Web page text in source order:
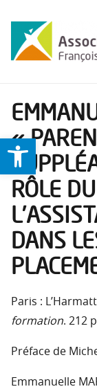
Ouvrir la barre d’outils
«
RÔLE
DANS
Paris :
formation. 212
Préface de
Emmanuelle